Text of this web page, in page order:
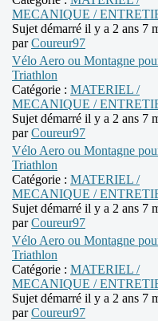
MECANIQUE /
Sujet démarré il y a 2 ans 7
parCoureur97
Vélo Aero ou Montagne
Triathlon
Catégorie : MATERIEL /
MECANIQUE /
Sujet démarré il y a 2 ans 7
parCoureur97
Vélo Aero ou Montagne
Triathlon
Catégorie : MATERIEL /
MECANIQUE /
Sujet démarré il y a 2 ans 7
parCoureur97
Vélo Aero ou Montagne
Triathlon
Catégorie : MATERIEL /
MECANIQUE /
Sujet démarré il y a 2 ans 7
parCoureur97